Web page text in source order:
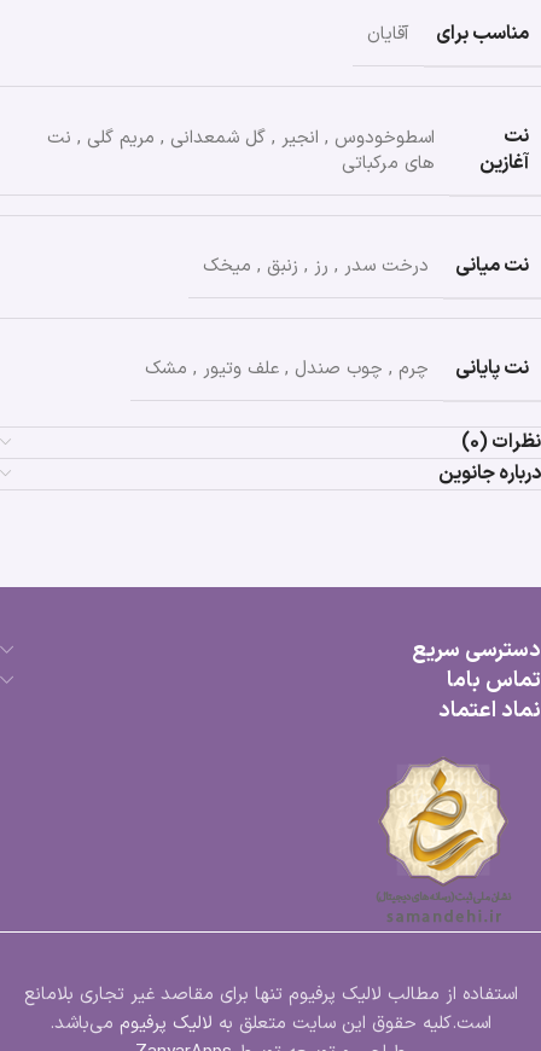
مناسب برای آقایان
نت
آغازین
اسطوخودوس , انجیر ,گل شمعدانی , مریم گلی , نت
های مرکباتی
نت میانی درخت سدر , رز , زنبق , میخک
نت پایانی چرم , چوب صندل , علف وتیور , مشک
نظرات (0)
درباره جانوین
دسترسی سریع
تماس باما
نماد اعتماد
استفاده از مطالب لالیک پرفیوم تنها برای مقاصد غیر تجاری بلامانع
است.کلیه حقوق این سایت متعلق به لالیک پرفیوم می‌باشد.